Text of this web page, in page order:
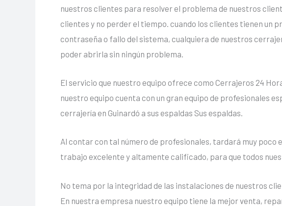
nuestros clientes para resolver el problema de nuestros
clientes y no perder el tiempo. cuando los clientes tienen un
contraseña o fallo del sistema, cualquiera de nuestros
poder abrirla sin ningún problema.
El servicio que nuestro equipo ofrece como Cerrajeros 24
nuestro equipo cuenta con un gran equipo de profesionales
cerrajería en Guinardó a sus espaldas Sus espaldas.
Al contar con tal número de profesionales, tardará muy poco
trabajo excelente y altamente calificado, para que todos
No tema por la integridad de las instalaciones de nuestros
En nuestra empresa nuestro equipo tiene la mejor venta,